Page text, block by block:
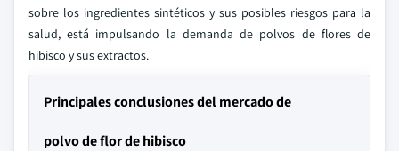
sobre los ingredientes sintéticos y sus posibles riesgos para la
salud, está impulsando la demanda de polvos de flores de
hibisco y sus extractos.
Principales conclusiones del mercado de
polvo de flor de hibisco